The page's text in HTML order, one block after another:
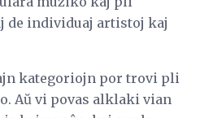
de individuaj artistoj kaj
kategoriojn por trovi pli
Aŭ vi povas alklaki vian